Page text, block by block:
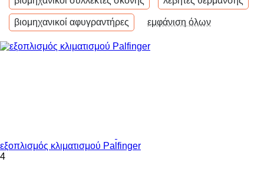
βιομηχανικοί αφυγραντήρες εμφάνιση όλων
εξοπλισμός κλιματισμού Palfinger
4